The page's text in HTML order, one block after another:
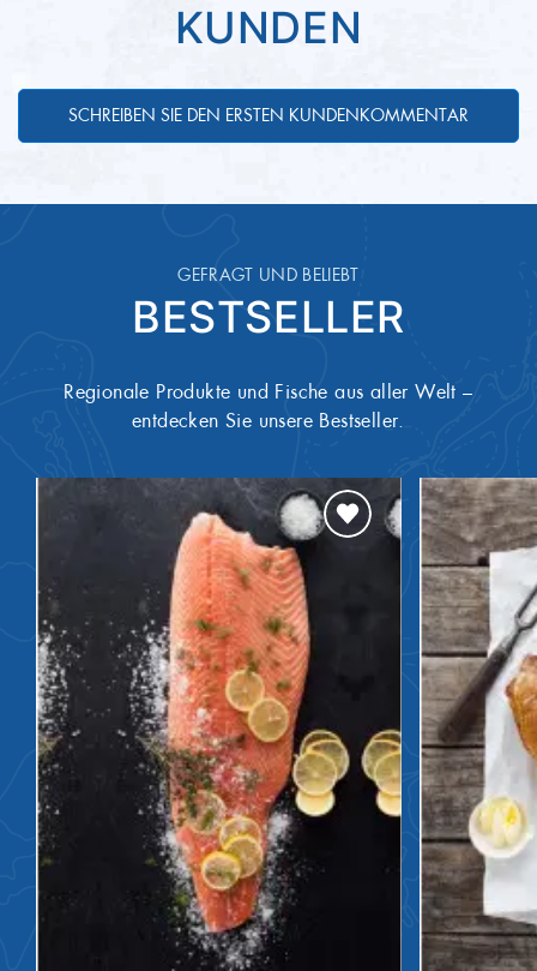
Artikel-Nummer ONL65567
davon Zucker 0,40 g
KUNDEN
SCHREIBEN SIE DEN ERSTEN KUNDENKOMMENTAR
GEFRAGT UND BELIEBT
BESTSELLER
Regionale Produkte und Fische aus aller Welt –
entdecken Sie unsere Bestseller.